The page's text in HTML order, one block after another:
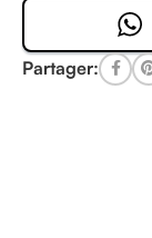
Partager: